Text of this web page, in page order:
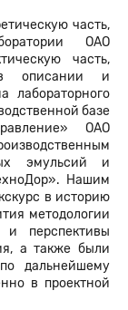
часть,
ОАО
часть,
в описании и
лабораторного
базе
ОАО
эмульсий и
Нашим
в историю
методологии
перспективы
а также были
дальнейшему
в проектной